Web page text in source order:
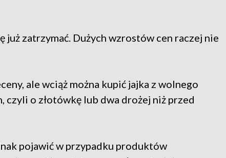
już zatrzymać. Dużych wzrostów cen raczej nie
ale wciąż można kupić jajka z wolnego
czyli o złotówkę lub dwa drożej niż przed
pojawić w przypadku produktów